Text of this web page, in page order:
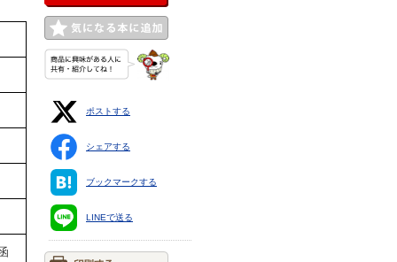
ポストする
シェアする
ブックマークする
LINEで送る